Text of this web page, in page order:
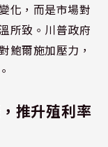
化，而是市場對
所致。川普政府
鮑爾施加壓力，
推升殖利率